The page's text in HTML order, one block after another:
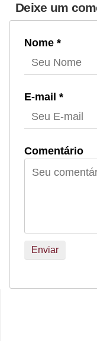
Deixe um
Nome *
E-mail *
Comentário